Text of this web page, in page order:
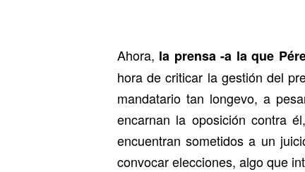
Ahora, la prensa -a la que
hora de criticar la gestión del
mandatario tan longevo, a
encarnan la oposición contra
encuentran sometidos a un
convocar elecciones, algo que